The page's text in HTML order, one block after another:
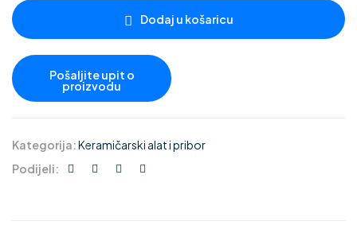
Dodaj u košaricu
Kategorija:Keramičarski alat i pribor
Podijeli: